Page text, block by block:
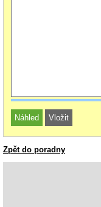
Zpět do poradny